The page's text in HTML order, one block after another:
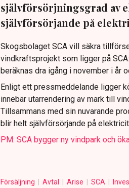
självförsörjningsgrad av
självförsörjande på
Skogsbolaget SCA vill säkra
vindkraftsprojekt som ligger på
beräknas dra igång i november i år
Enligt ett pressmeddelande ligger
innebär utarrendering av mark till
Tillsammans med sin nuvarande
blir helt självförsörjande på
PM: SCA bygger ny vindpark och
Försäljning Avtal Arise SCA